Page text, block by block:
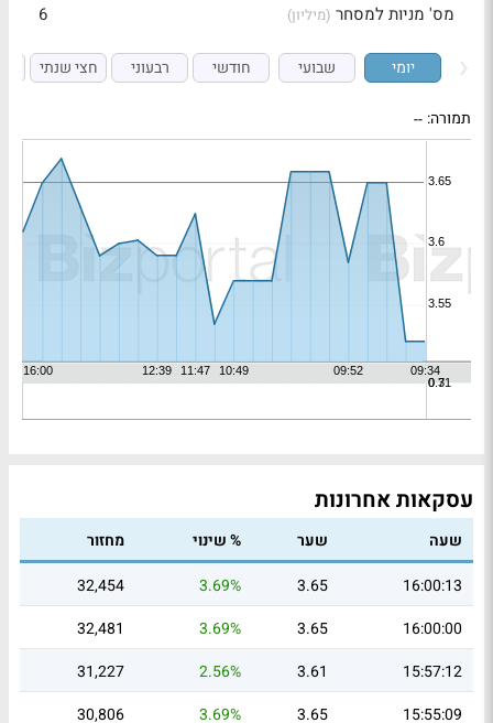
מס' מניות למסחר (מיליון) 6
יומי שבועי חודשי רבעוני חצי שנתי
תמורה: --
עסקאות אחרונות
שעה שער % שינוי
מחזור
16:00:13
3.65
3.69%
32,454
16:00:00
3.65
3.69%
32,481
15:57:12
3.61
2.56%
31,227
15:55:09
3.65
3.69%
30,806